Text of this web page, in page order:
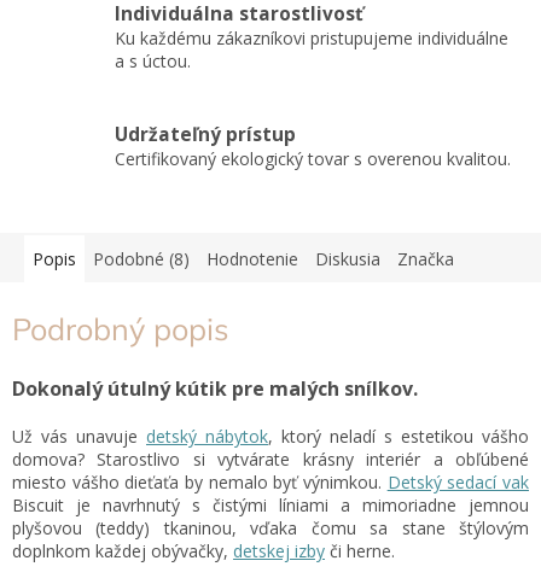
Individuálna starostlivosť
Ku každému zákazníkovi pristupujeme individuálne
a s úctou.
Udržateľný prístup
Certifikovaný ekologický tovar s overenou kvalitou.
Popis Podobné (8) Hodnotenie Diskusia Značka
Podrobný popis
Dokonalý útulný kútik pre malých snílkov.
Už vás unavuje detský nábytok, ktorý neladí s estetikou vášho
domova? Starostlivo si vytvárate krásny interiér a obľúbené
miesto vášho dieťaťa by nemalo byť výnimkou. Detský sedací vak
Biscuit je navrhnutý s čistými líniami a mimoriadne jemnou
plyšovou (teddy) tkaninou, vďaka čomu sa stane štýlovým
doplnkom každej obývačky, detskej izby či herne.